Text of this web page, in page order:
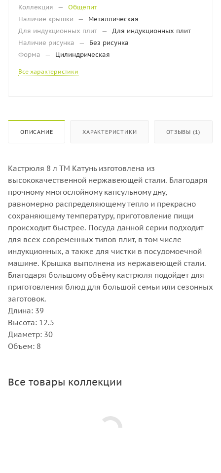
Коллекция
—
Общепит
Наличие крышки
—
Металлическая
Для индукционных плит —
Для индукционных плит
Наличие рисунка
—
Без рисунка
Форма
— Цилиндрическая
Все характеристики
ОПИСАНИЕ ХАРАКТЕРИСТИКИ ОТЗЫВЫ (1)
Кастрюля 8 л ТМ Катунь изготовлена из
высококачественной нержавеющей стали. Благодаря
прочному многослойному капсульному дну,
равномерно распределяющему тепло и прекрасно
сохраняющему температуру, приготовление пищи
происходит быстрее. Посуда данной серии подходит
для всех современных типов плит, в том числе
индукционных, а также для чистки в посудомоечной
машине. Крышка выполнена из нержавеющей стали.
Благодаря большому объёму кастрюля подойдет для
приготовления блюд для большой семьи или сезонных
заготовок.
Длина: 39
Высота: 12.5
Диаметр: 30
Объем: 8
Все товары коллекции